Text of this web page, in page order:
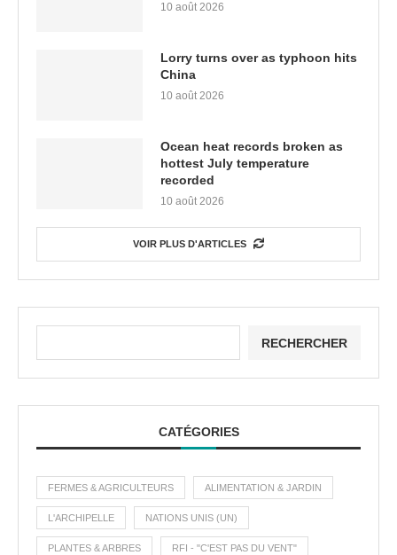
10 août 2026
Lorry turns over as typhoon hits
China
10 août 2026
Ocean heat records broken as
hottest July temperature
recorded
10 août 2026
VOIR PLUS D'ARTICLES
RECHERCHER
CATÉGORIES
FERMES & AGRICULTEURS ALIMENTATION & JARDIN
L'ARCHIPELLE NATIONS UNIS (UN)
PLANTES & ARBRES RFI - "C'EST PAS DU VENT"